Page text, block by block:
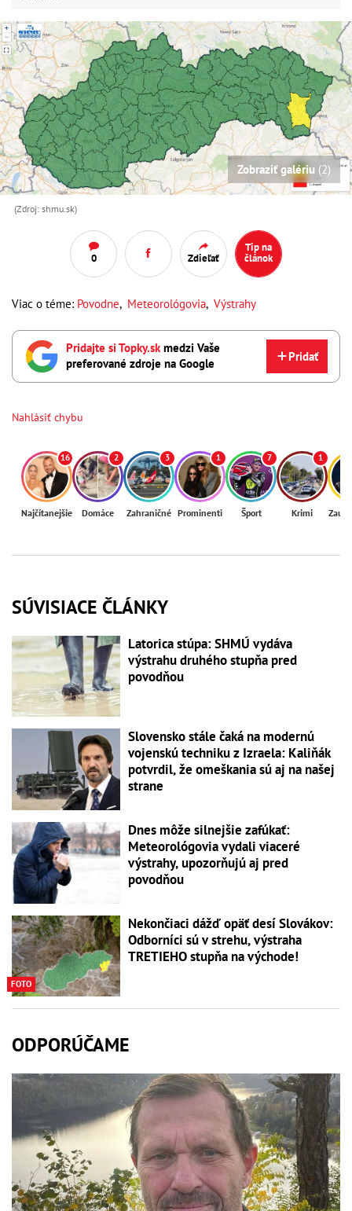
Zobraziť galériu (2)
(Zdroj: shmu.sk)
0 Zdieľať
Tip na
článok
Viac o téme: Povodne, Meteorológovia, Výstrahy
Pridajte si Topky.skmedzi Vaše
preferované zdroje na Google
Pridať
Nahlásiť chybu
16
Najčítanejšie
2
Domáce
3
Zahraničné
1
Prominenti
7
Šport
1
Krimi
SÚVISIACE ČLÁNKY
Latorica stúpa: SHMÚ vydáva
výstrahu druhého stupňa pred
povodňou
Slovensko stále čaká na modernú
vojenskú techniku z Izraela: Kaliňák
potvrdil, že omeškania sú aj na našej
strane
Dnes môže silnejšie zafúkať:
Meteorológovia vydali viaceré
výstrahy, upozorňujú aj pred
povodňou
FOTO
Nekončiaci dážď opäť desí Slovákov:
Odborníci sú v strehu, výstraha
TRETIEHO stupňa na východe!
ODPORÚČAME